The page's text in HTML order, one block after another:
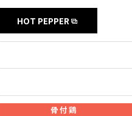
HOT PEPPER
骨付鶏